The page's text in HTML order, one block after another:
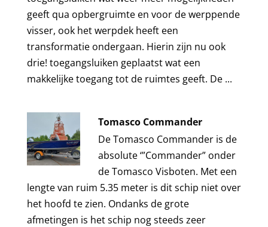
geeft qua opbergruimte en voor de werppende
visser, ook het werpdek heeft een
transformatie ondergaan. Hierin zijn nu ook
drie! toegangsluiken geplaatst wat een
makkelijke toegang tot de ruimtes geeft. De ...
Tomasco Commander
De Tomasco Commander is de
absolute ‘”Commander” onder
de Tomasco Visboten. Met een
lengte van ruim 5.35 meter is dit schip niet over
het hoofd te zien. Ondanks de grote
afmetingen is het schip nog steeds zeer